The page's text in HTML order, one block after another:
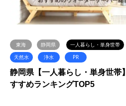
東海 静岡県
一人暮らし・単身世帯
天然水
浄水 PR
静岡県【一人暮らし・単身世帯
すすめランキングTOP5